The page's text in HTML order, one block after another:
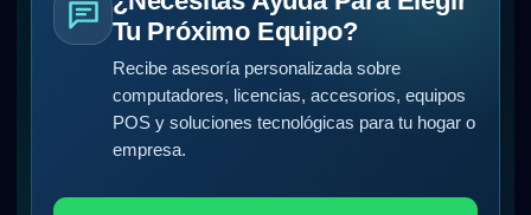
Tu Próximo Equipo?
Recibe asesoría personalizada sobre
computadores, licencias, accesorios, equipos
POS y soluciones tecnológicas para tu hogar o
empresa.